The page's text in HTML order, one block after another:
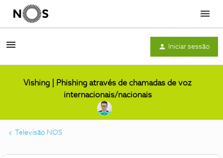
Menu
Iniciar sessão
Vishing | Phishing através de chamadas de voz
internacionais/nacionais
Televisão NOS